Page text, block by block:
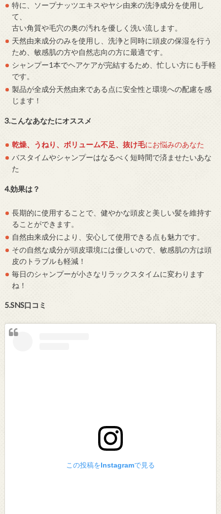
特に、ソープナッツエキスやヤシ由来の洗浄成分を使用し
て、
古い角質や毛穴の奥の汚れを優しく洗い流します。
天然由来成分のみを使用し、洗浄と同時に頭皮の保湿を行う
ため、敏感肌の方や自然志向の方に最適です。
シャンプー1本でヘアケアが完結するため、忙しい方にも手軽
です。
製品が全成分天然由来である点に安全性と環境への配慮を感
じます！
3.こんなあなたにオススメ
乾燥、うねり、ボリューム不足、抜け毛にお悩みのあなた
バスタイムやシャンプーはなるべく短時間で済ませたいあな
た
4.効果は？
長期的に使用することで、健やかな頭皮と美しい髪を維持す
ることができます。
自然由来成分により、安心して使用できる点も魅力です。
その自然な成分が頭皮環境には優しいので、敏感肌の方は頭
皮のトラブルも軽減！
毎日のシャンプーが小さなリラックスタイムに変わります
ね！
5.SNS口コミ
この投稿をInstagramで見る